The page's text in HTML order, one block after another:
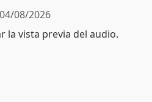
04/08/2026